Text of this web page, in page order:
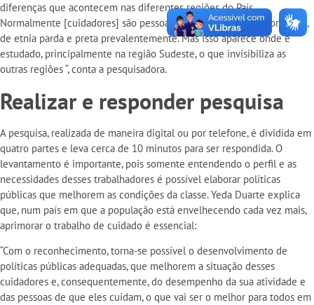
diferenças que acontecem nas diferentes regiões do País.
Normalmente [cuidadores] são pessoas de classes menos favorecidas,
de etnia parda e preta prevalentemente. Mas isso aparece onde é
estudado, principalmente na região Sudeste, o que invisibiliza as
outras regiões “, conta a pesquisadora.
Realizar e responder pesquisa
A pesquisa, realizada de maneira digital ou por telefone, é dividida em
quatro partes e leva cerca de 10 minutos para ser respondida. O
levantamento é importante, pois somente entendendo o perfil e as
necessidades desses trabalhadores é possível elaborar políticas
públicas que melhorem as condições da classe. Yeda Duarte explica
que, num país em que a população está envelhecendo cada vez mais,
aprimorar o trabalho de cuidado é essencial:
“Com o reconhecimento, torna-se possível o desenvolvimento de
políticas públicas adequadas, que melhorem a situação desses
cuidadores e, consequentemente, do desempenho da sua atividade e
das pessoas de que eles cuidam, o que vai ser o melhor para todos em